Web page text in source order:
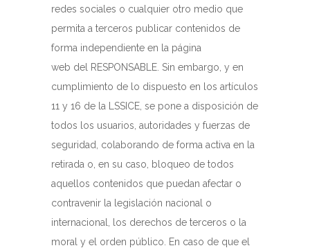
redes sociales o cualquier otro medio que
permita a terceros publicar contenidos de
forma independiente en la página
web del RESPONSABLE. Sin embargo, y en
cumplimiento de lo dispuesto en los artículos
11 y 16 de la LSSICE, se pone a disposición de
todos los usuarios, autoridades y fuerzas de
seguridad, colaborando de forma activa en la
retirada o, en su caso, bloqueo de todos
aquellos contenidos que puedan afectar o
contravenir la legislación nacional o
internacional, los derechos de terceros o la
moral y el orden público. En caso de que el